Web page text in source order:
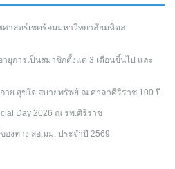
าสตร์เขตร้อนมหาวิทยาลัยมหิดล
ยุการเป็นสมาชิกตั้งแต่ 3 เดือนขึ้นไป และ
าย สุขใจ สบายทรัพย์ ณ ศาลาศิริราช 100 ปี
Day 2026 ณ รพ.ศิริราช
งทาง สอ.มม. ประจำปี 2569